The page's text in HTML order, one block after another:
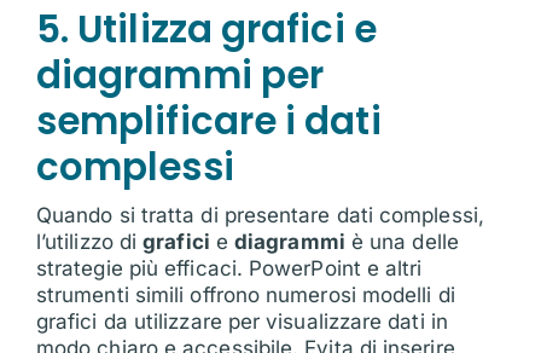
5. Utilizza grafici e
diagrammi per
semplificare i dati
complessi
Quando si tratta di presentare dati complessi,
l’utilizzo digrafici ediagrammi è una delle
strategie più efficaci. PowerPoint e altri
strumenti simili offrono numerosi modelli di
grafici da utilizzare per visualizzare dati in
modo chiaro e accessibile. Evita di inserire